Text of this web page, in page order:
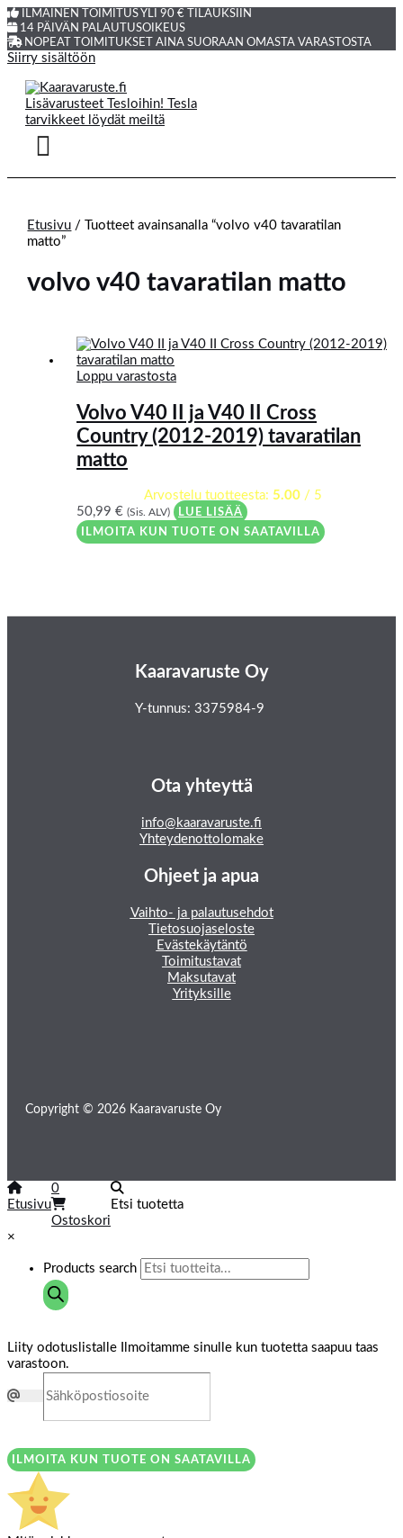
ILMAINEN TOIMITUS YLI 90 € TILAUKSIIN
14 PÄIVÄN PALAUTUSOIKEUS
NOPEAT TOIMITUKSET AINA SUORAAN OMASTA VARASTOSTA
Siirry sisältöön
Etusivu / Tuotteet avainsanalla “volvo v40 tavaratilan
matto”
volvo v40 tavaratilan matto
Loppu varastosta
Volvo V40 II ja V40 II Cross
Country (2012-2019) tavaratilan
matto
Arvostelu tuotteesta: 5.00/ 5
50,99€ (Sis. ALV)
LUE LISÄÄ
ILMOITA KUN TUOTE ON SAATAVILLA
Kaaravaruste Oy
Y-tunnus: 3375984-9
Ota yhteyttä
info@kaaravaruste.fi
Yhteydenottolomake
Ohjeet ja apua
Vaihto- ja palautusehdot
Tietosuojaseloste
Evästekäytäntö
Toimitustavat
Maksutavat
Yrityksille
Copyright © 2026 Kaaravaruste Oy
Etusivu
0
Ostoskori
Etsi tuotetta
×
Products search
Liity odotuslistalle
Ilmoitamme sinulle kun tuotetta saapuu taas
varastoon.
ILMOITA KUN TUOTE ON SAATAVILLA